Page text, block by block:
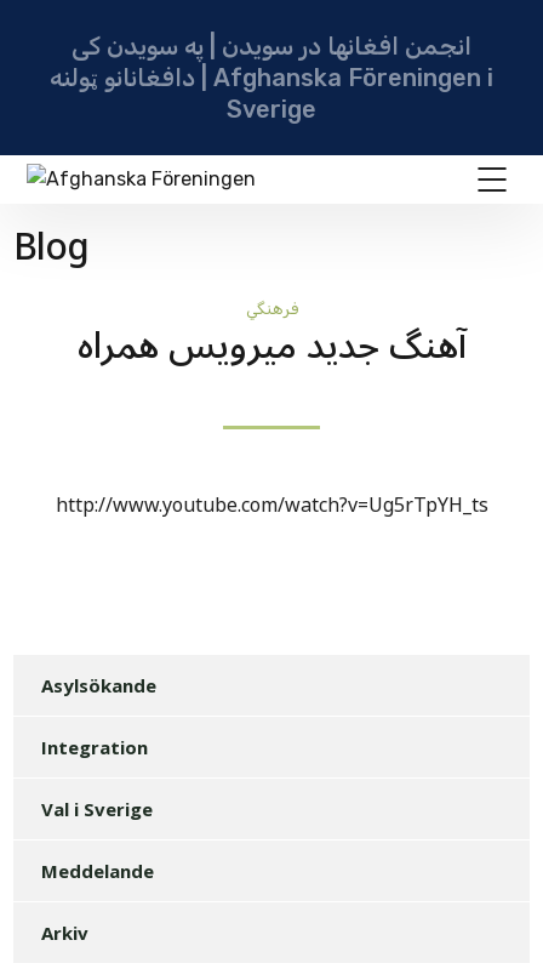
انجمن افغانها در سویدن | په سویدن کی
دافغانانو ټولنه | Afghanska Föreningen i
Sverige
Blog
فرهنگي
آهنگ جديد ميرويس همراه
http://www.youtube.com/watch?v=Ug5rTpYH_ts
Asylsökande
Integration
Val i Sverige
Meddelande
Arkiv